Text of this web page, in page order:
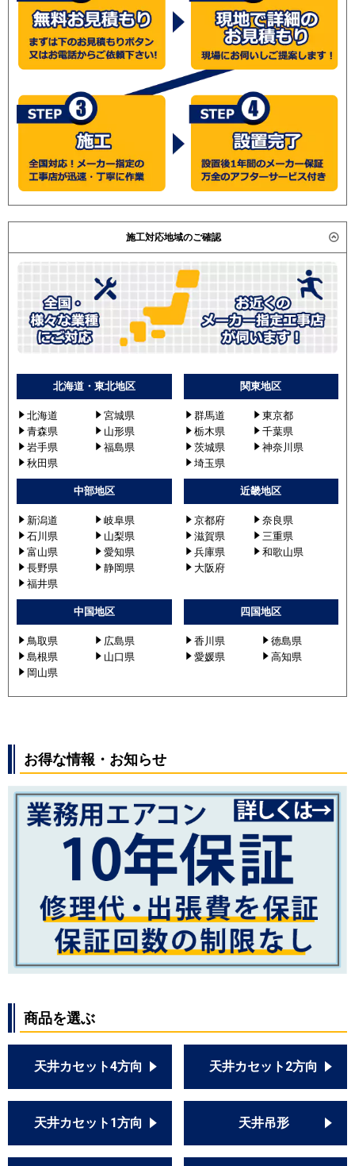
施工対応地域のご確認
北海道・東北地区
北海道
宮城県
青森県
山形県
岩手県
福島県
秋田県
関東地区
群馬道
東京都
栃木県
千葉県
茨城県
神奈川県
埼玉県
中部地区
新潟道
岐阜県
石川県
山梨県
富山県
愛知県
長野県
静岡県
福井県
近畿地区
京都府
奈良県
滋賀県
三重県
兵庫県
和歌山県
大阪府
中国地区
鳥取県
広島県
島根県
山口県
岡山県
四国地区
香川県
徳島県
愛媛県
高知県
お得な情報・お知らせ
商品を選ぶ
天井カセット4方向 天井カセット2方向
天井カセット1方向 天井吊形